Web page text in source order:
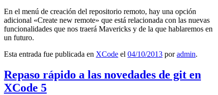
En el menú de creación del repositorio remoto, hay una opción
adicional «Create new remote» que está relacionada con las nuevas
funcionalidades que nos traerá Mavericks y de la que hablaremos en
un futuro.
Esta entrada fue publicada en XCode el 04/10/2013 poradmin.
Repaso rápido a las novedades de git en
XCode 5